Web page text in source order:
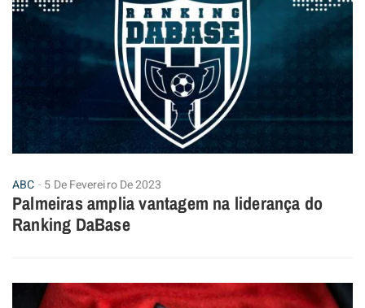
ABC 5 De Fevereiro De 2023
Palmeiras amplia vantagem na liderança do
Ranking DaBase